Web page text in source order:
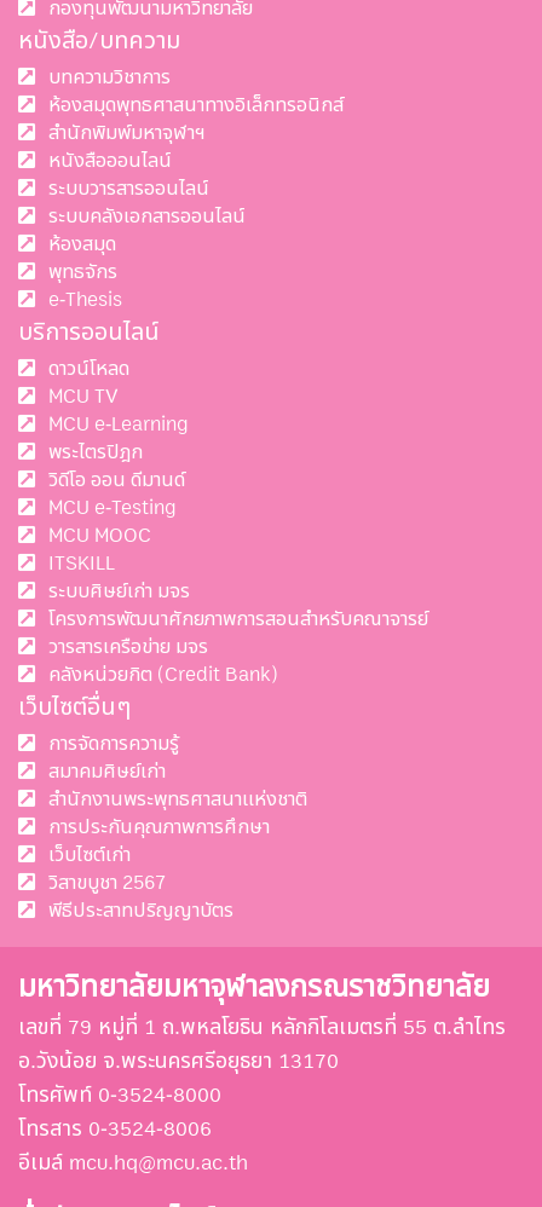
กองทุนพัฒนามหาวิทยาลัย
หนังสือ/บทความ
บทความวิชาการ
ห้องสมุดพุทธศาสนาทางอิเล็กทรอนิกส์
สำนักพิมพ์มหาจุฬาฯ
หนังสือออนไลน์
ระบบวารสารออนไลน์
ระบบคลังเอกสารออนไลน์
ห้องสมุด
พุทธจักร
e-Thesis
บริการออนไลน์
ดาวน์โหลด
MCU TV
MCU e-Learning
พระไตรปิฎก
วิดีโอ ออน ดีมานด์
MCU e-Testing
MCU MOOC
ITSKILL
ระบบศิษย์เก่า มจร
โครงการพัฒนาศักยภาพการสอนสำหรับคณาจารย์
วารสารเครือข่าย มจร
คลังหน่วยกิต (Credit Bank)
เว็บไซต์อื่นๆ
การจัดการความรู้
สมาคมศิษย์เก่า
สำนักงานพระพุทธศาสนาแห่งชาติ
การประกันคุณภาพการศึกษา
เว็บไซต์เก่า
วิสาขบูชา 2567
พีธีประสาทปริญญาบัตร
มหาวิทยาลัยมหาจุฬาลงกรณราชวิทยาลัย
เลขที่ 79 หมู่ที่ 1 ถ.พหลโยธิน หลักกิโลเมตรที่ 55 ต.ลำไทร
อ.วังน้อย จ.พระนครศรีอยุธยา 13170
โทรศัพท์ 0-3524-8000
โทรสาร 0-3524-8006
อีเมล์ mcu.hq@mcu.ac.th